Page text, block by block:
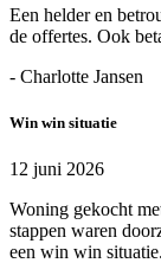
Een helder en
de offertes. Ook
- Charlotte Jansen
Win win situatie
12 juni 2026
Woning gekocht
stappen waren
een win win